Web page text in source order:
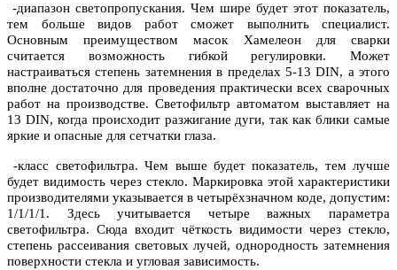
-диапазон светопропускания. Чем шире будет этот показатель,
тем больше видов работ сможет выполнить специалист.
Основным преимуществом масок Хамелеон для сварки
считается возможность гибкой регулировки. Может
настраиваться степень затемнения в пределах 5-13 DIN, а этого
вполне достаточно для проведения практически всех сварочных
работ на производстве. Светофильтр автоматом выставляет на
13 DIN, когда происходит разжигание дуги, так как блики самые
яркие и опасные для сетчатки глаза.
-класс светофильтра. Чем выше будет показатель, тем лучше
будет видимость через стекло. Маркировка этой характеристики
производителями указывается в четырёхзначном коде, допустим:
1/1/1/1. Здесь учитывается четыре важных параметра
светофильтра. Сюда входит чёткость видимости через стекло,
степень рассеивания световых лучей, однородность затемнения
поверхности стекла и угловая зависимость.